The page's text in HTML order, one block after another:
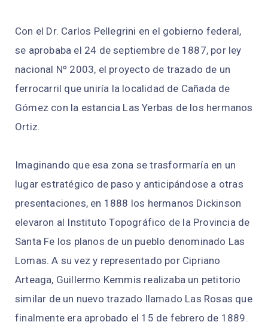
Con el Dr. Carlos Pellegrini en el gobierno federal,
se aprobaba el 24 de septiembre de 1887, por ley
nacional Nº 2003, el proyecto de trazado de un
ferrocarril que uniría la localidad de Cañada de
Gómez con la estancia Las Yerbas de los hermanos
Ortiz.
Imaginando que esa zona se trasformaría en un
lugar estratégico de paso y anticipándose a otras
presentaciones, en 1888 los hermanos Dickinson
elevaron al Instituto Topográfico de la Provincia de
Santa Fe los planos de un pueblo denominado Las
Lomas. A su vez y representado por Cipriano
Arteaga, Guillermo Kemmis realizaba un petitorio
similar de un nuevo trazado llamado Las Rosas que
finalmente era aprobado el 15 de febrero de 1889.